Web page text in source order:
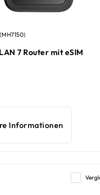
7 Router mit eSIM
Informationen